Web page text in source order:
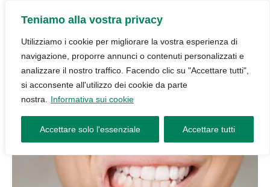
Teniamo alla vostra privacy
Utilizziamo i cookie per migliorare la vostra esperienza di
navigazione, proporre annunci o contenuti personalizzati e
analizzare il nostro traffico. Facendo clic su "Accettare tutti",
si acconsente all'utilizzo dei cookie da parte
nostra.
Informativa sui cookie
Accettare solo l'essenziale Accettare tutti